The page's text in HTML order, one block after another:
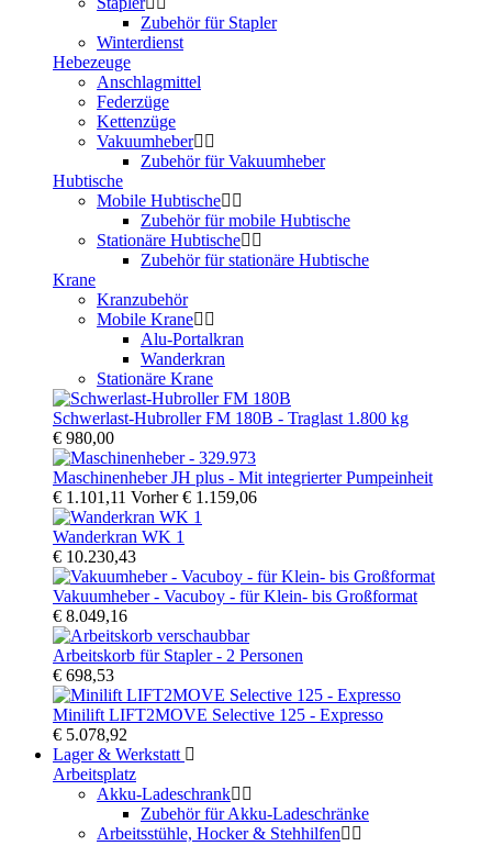
Zubehör für Stapler
Winterdienst
Hebezeuge
Anschlagmittel
Federzüge
Kettenzüge
Vakuumheber
Zubehör für Vakuumheber
Hubtische
Mobile Hubtische
Zubehör für mobile Hubtische
Stationäre Hubtische
Zubehör für stationäre Hubtische
Krane
Kranzubehör
Mobile Krane
Alu-Portalkran
Wanderkran
Stationäre Krane
Schwerlast-Hubroller FM 180B - Traglast 1.800 kg
€ 980,00
Maschinenheber JH plus - Mit integrierter Pumpeinheit
€ 1.101,11 Vorher€ 1.159,06
Wanderkran WK 1
€ 10.230,43
Vakuumheber - Vacuboy - für Klein- bis Großformat
€ 8.049,16
Arbeitskorb für Stapler - 2 Personen
€ 698,53
Minilift LIFT2MOVE Selective 125 - Expresso
€ 5.078,92
Lager & Werkstatt
Arbeitsplatz
Akku-Ladeschrank
Zubehör für Akku-Ladeschränke
Arbeitsstühle, Hocker & Stehhilfen